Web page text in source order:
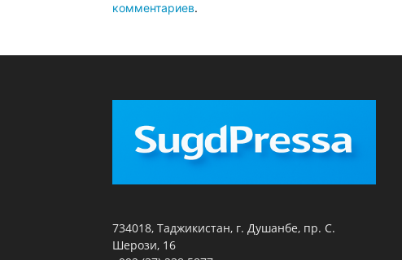
комментариев.
734018, Таджикистан, г. Душанбе, пр. С.
Шерози, 16